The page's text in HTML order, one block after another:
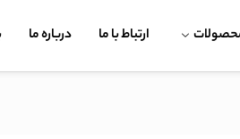
ارتباط با ما درباره ما